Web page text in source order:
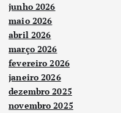
junho 2026
maio 2026
abril 2026
março 2026
fevereiro 2026
janeiro 2026
dezembro 2025
novembro 2025